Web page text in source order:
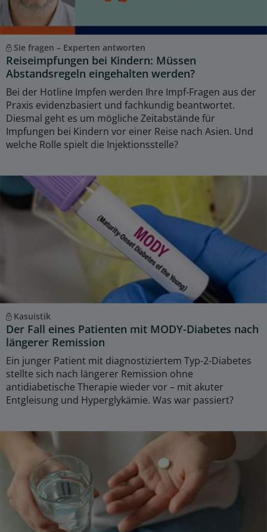
Sie fragen – Experten antworten
Reiseimpfungen bei Kindern: Müssen
Abstandsregeln eingehalten werden?
Bei der Hotline Impfen werden Ihre Impf-Fragen aus der
Praxis evidenzbasiert und fachkundig beantwortet.
Diesmal geht es um mögliche Zeitabstände für
Impfungen bei Kindern vor einer Reise nach Asien. Und
welche Rolle spielt die Injektionsstelle?
Kasuistik
Der Fall eines Patienten mit MODY-Diabetes nach
längerer Remission
Ein junger Patient mit diagnostiziertem Typ-2-Diabetes
stellte sich nach längerer Remission ohne
antidiabetische Therapie wieder vor – mit akuter
Entgleisung und Hyperglykämie. Was war passiert?